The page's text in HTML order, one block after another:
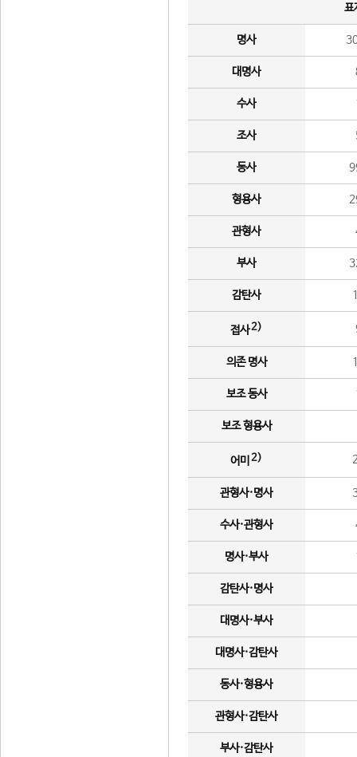
표
명사
대명사
수사
조사
동사
형용사
관형사
부사
감탄사
접사2)
의존 명사
보조 동사
보조 형용사
어미 2)
관형사·명사
수사·관형사
명사·부사
감탄사·명사
대명사·부사
대명사·감탄사
동사·형용사
관형사·감탄사
부사·감탄사